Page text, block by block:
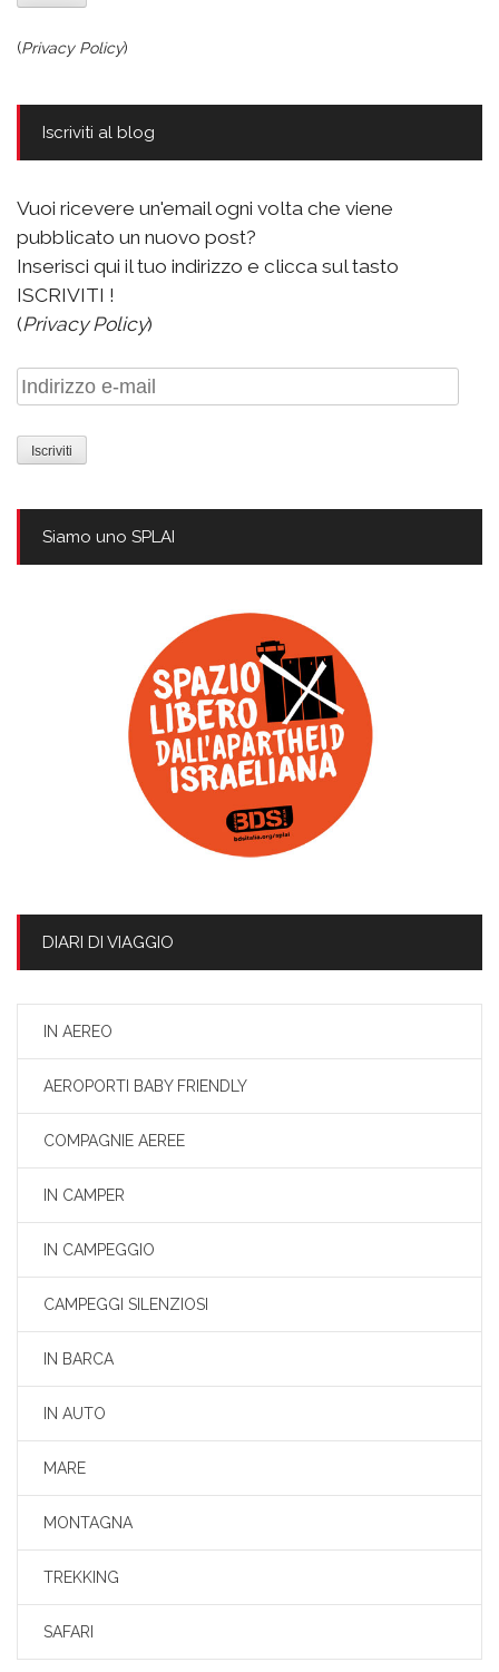
(Privacy Policy)
Iscriviti al blog
Vuoi ricevere un'email ogni volta che viene
pubblicato un nuovo post?
Inserisci qui il tuo indirizzo e clicca sul tasto
ISCRIVITI !
(Privacy Policy)
Indirizzo
e-
mail
Siamo uno SPLAI
DIARI DI VIAGGIO
IN AEREO
AEROPORTI BABY FRIENDLY
COMPAGNIE AEREE
IN CAMPER
IN CAMPEGGIO
CAMPEGGI SILENZIOSI
IN BARCA
IN AUTO
MARE
MONTAGNA
TREKKING
SAFARI